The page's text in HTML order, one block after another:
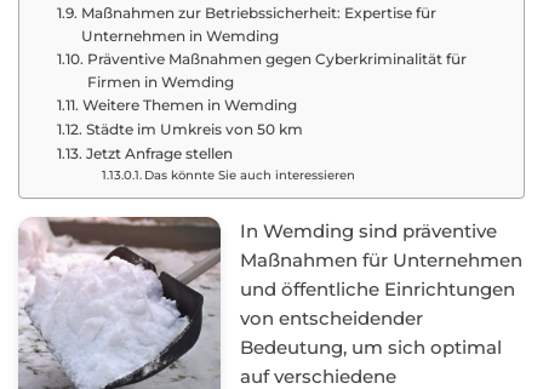
Maßnahmen zur Betriebssicherheit: Expertise für
Unternehmen in Wemding
Präventive Maßnahmen gegen Cyberkriminalität für
Firmen in Wemding
Weitere Themen in Wemding
Städte im Umkreis von 50 km
Jetzt Anfrage stellen
Das könnte Sie auch interessieren
In Wemding sind präventive
Maßnahmen für Unternehmen
und öffentliche Einrichtungen
von entscheidender
Bedeutung, um sich optimal
auf verschiedene